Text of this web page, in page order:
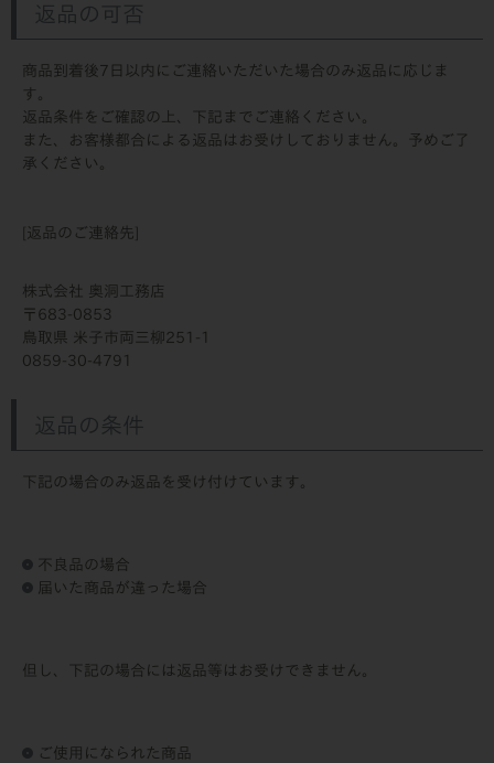
返品の可否
商品到着後7日以内にご連絡いただいた場合のみ返品に応じま
す。
返品条件をご確認の上、下記までご連絡ください。
また、お客様都合による返品はお受けしておりません。予めご了
承ください。
[返品のご連絡先]
株式会社 奥洞工務店
683-0853
鳥取県 米子市両三柳251-1
0859-30-4791
返品の条件
下記の場合のみ返品を受け付けています。
不良品の場合
届いた商品が違った場合
但し、下記の場合には返品等はお受けできません。
ご使用になられた商品